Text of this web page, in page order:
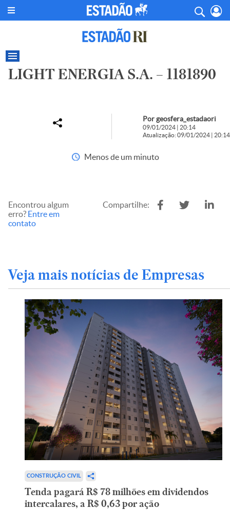
LIGHT ENERGIA S.A. – 1181890
Por geosfera_estadaori
09/01/2024 | 20:14
Atualização: 09/01/2024 | 20:14
Menos de um minuto
Encontrou algum
erro? Entre em
contato
Compartilhe:
Veja mais notícias de Empresas
CONSTRUÇÃO CIVIL
Tenda pagará R$ 78 milhões em dividendos
intercalares, a R$ 0,63 por ação